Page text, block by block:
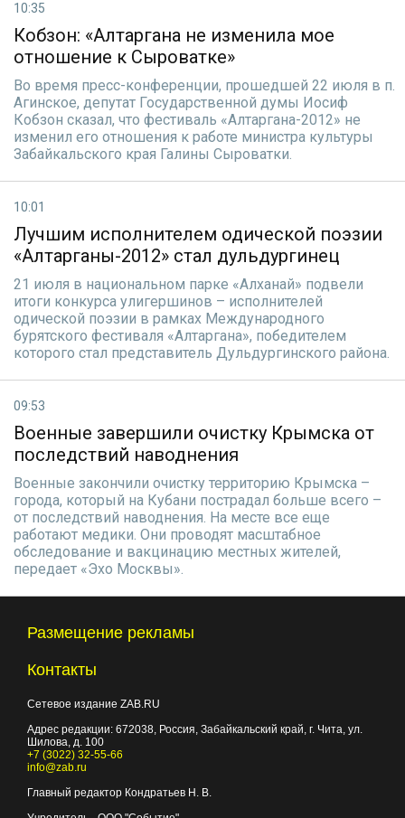
10:35
Кобзон: «Алтаргана не изменила мое
отношение к Сыроватке»
Во время пресс-конференции, прошедшей 22 июля в п.
Агинское, депутат Государственной думы Иосиф
Кобзон сказал, что фестиваль «Алтаргана-2012» не
изменил его отношения к работе министра культуры
Забайкальского края Галины Сыроватки.
10:01
Лучшим исполнителем одической поэзии
«Алтарганы-2012» стал дульдургинец
21 июля в национальном парке «Алханай» подвели
итоги конкурса улигершинов – исполнителей
одической поэзии в рамках Международного
бурятского фестиваля «Алтаргана», победителем
которого стал представитель Дульдургинского района.
09:53
Военные завершили очистку Крымска от
последствий наводнения
Военные закончили очистку территорию Крымска –
города, который на Кубани пострадал больше всего –
от последствий наводнения. На месте все еще
работают медики. Они проводят масштабное
обследование и вакцинацию местных жителей,
передает «Эхо Москвы».
Размещение рекламы
Контакты
Сетевое издание ZAB.RU
Адрес редакции: 672038, Россия, Забайкальский край, г. Чита, ул.
Шилова, д. 100
+7 (3022) 32-55-66
info@zab.ru
Главный редактор Кондратьев Н. В.